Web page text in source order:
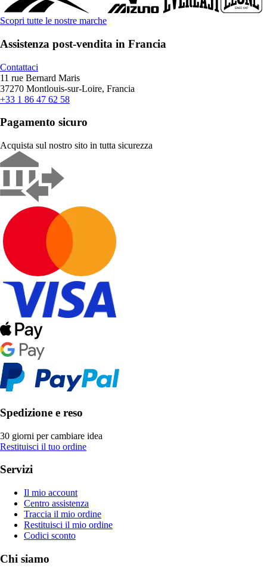
Scopri tutte le nostre marche
Assistenza post-vendita in Francia
Contattaci
11 rue Bernard Maris
37270 Montlouis-sur-Loire, Francia
+33 1 86 47 62 58
Pagamento sicuro
Acquista sul nostro sito in tutta sicurezza
Spedizione e reso
30 giorni per cambiare idea
Restituisci il tuo ordine
Servizi
Il mio account
Centro assistenza
Traccia il mio ordine
Restituisci il mio ordine
Codici sconto
Chi siamo